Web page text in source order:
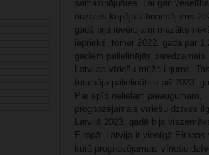
samazinājušies. Lai gan
nozares kopējais finansējums
gadā bija ievērojami mazāks
iepriekš, tomēr 2022. gadā par
gadiem palielinājās paredzamais
Latvijas vīriešu mūža ilgums. Tas
turpināja palielināties arī 2023.
Par spīti nelielam pieaugumam,
prognozējamais vīriešu dzīves
Latvijā 2023. gadā bija
Eiropā. Latvija ir vienīgā Eiropas
kurā prognozējamais vīriešu